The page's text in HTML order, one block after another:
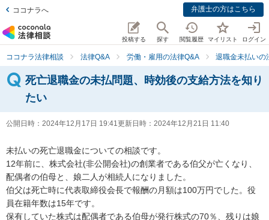
ココナラへ 弁護士の方はこちら
投稿する 探す 閲覧履歴 マイリスト ログイン
ココナラ法律相談 法律Q&A 労働・雇用の法律Q&A 退職金未払いの
死亡退職金の未払問題、時効後の支給方法を知り
たい
公開日時： 2024年12月17日 19:41更新日時： 2024年12月21日 11:40
未払いの死亡退職金についての相談です。
12年前に、株式会社(非公開会社)の創業者である伯父が亡くなり、
配偶者の伯母と、娘二人が相続人になりました。
伯父は死亡時に代表取締役会長で報酬の月額は100万円でした。役
員在籍年数は15年です。
保有していた株式は配偶者である伯母が発行株式の70％、残りは娘